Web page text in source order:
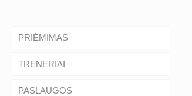
PRIĖMIMAS
TRENERIAI
PASLAUGOS